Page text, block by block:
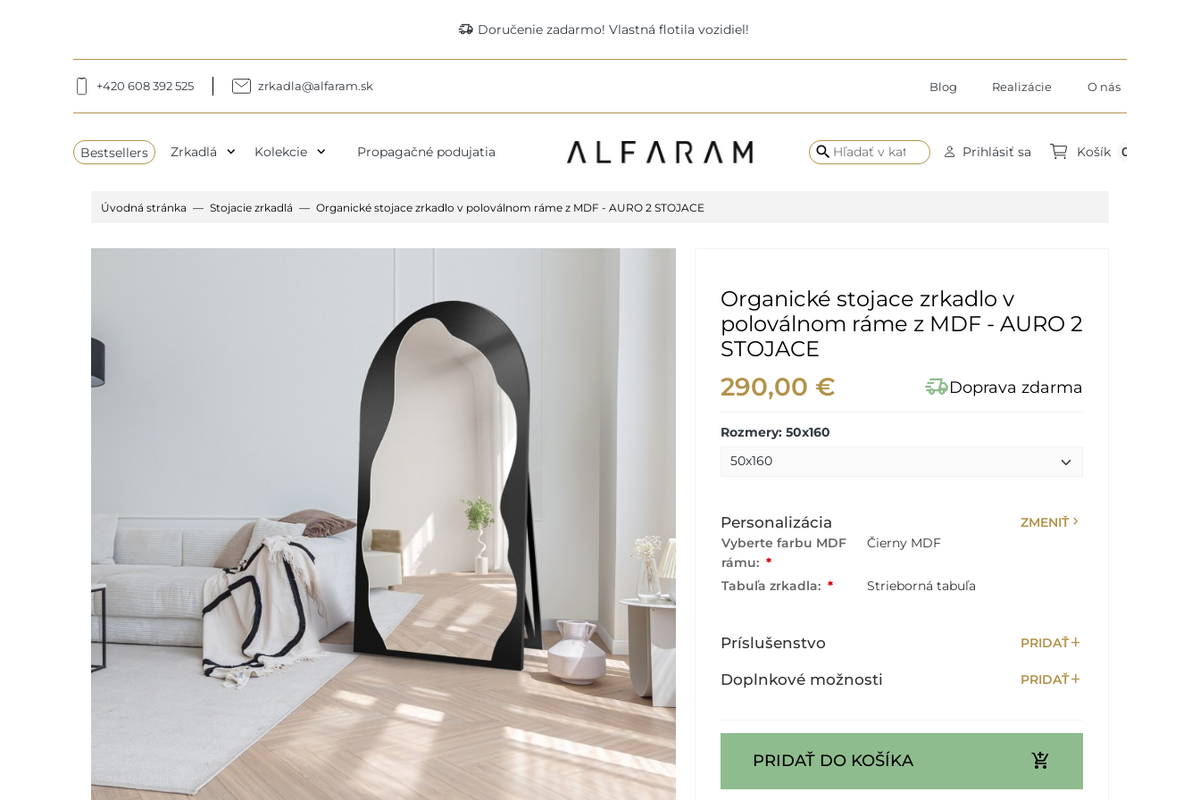
delivery_truck_speed Doručenie zadarmo! Vlastná flotila vozidiel!
+420 608 392 525 zrkadla@alfaram.sk Blog Realizácie O nás
Bestsellers Zrkadlá expand_more Kolekcie expand_more Propagačné podujatia search Prihlásiť sa Košík 0
Úvodná stránka Stojacie zrkadlá Organické stojace zrkadlo v poloválnom ráme z MDF - AURO 2 STOJACE
Organické stojace zrkadlo v
poloválnom ráme z MDF - AURO 2
STOJACE
290,00 € delivery_truck_speedDoprava zdarma
Rozmery: 50x160
Personalizácia ZMENIŤchevron_right
Vyberte farbu MDF
rámu: *
Čierny MDF
Tabuľa zrkadla: * Strieborná tabuľa
Príslušenstvo PRIDAŤadd
Doplnkové možnosti PRIDAŤadd
PRIDAŤ DO KOŠÍKA add_shopping_cart